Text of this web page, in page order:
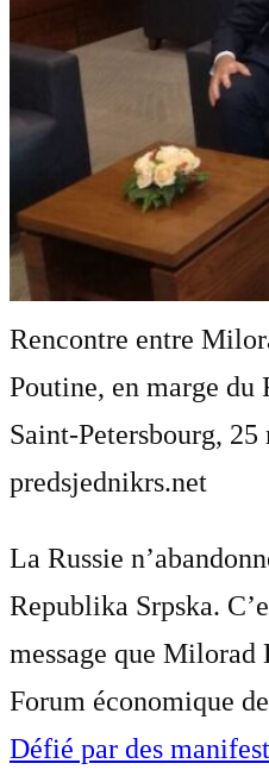
Rencontre entre
Poutine, en marge du
Saint-Petersbourg, 25
predsjednikrs.net
La Russie
Republika Srpska.
message que Milorad
Forum économique
Défié par des